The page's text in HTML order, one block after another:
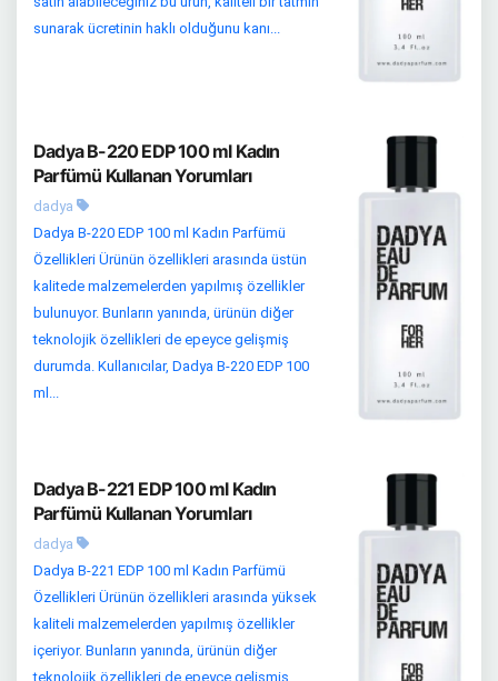
sunarak ücretinin haklı olduğunu kanı...
Dadya B-220 EDP 100 ml Kadın
Parfümü Kullanan Yorumları
dadya
Dadya B-220 EDP 100 ml Kadın Parfümü
Özellikleri Ürünün özellikleri arasında üstün
kalitede malzemelerden yapılmış özellikler
bulunuyor. Bunların yanında, ürünün diğer
teknolojik özellikleri de epeyce gelişmiş
durumda. Kullanıcılar, Dadya B-220 EDP 100
ml...
Dadya B-221 EDP 100 ml Kadın
Parfümü Kullanan Yorumları
dadya
Dadya B-221 EDP 100 ml Kadın Parfümü
Özellikleri Ürünün özellikleri arasında yüksek
kaliteli malzemelerden yapılmış özellikler
içeriyor. Bunların yanında, ürünün diğer
teknolojik özellikleri de epeyce gelişmiş